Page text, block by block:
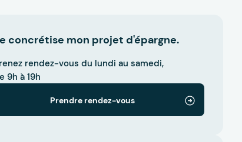
concrétise mon projet d'épargne.
rendez-vous du lundi au samedi,
9h à 19h
Prendre rendez-vous